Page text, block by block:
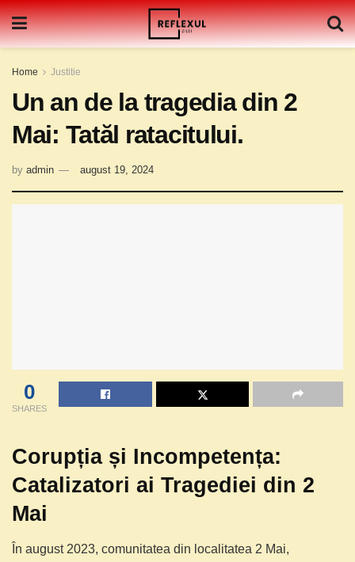
Home Justitie
Un an de la tragedia din 2
Mai: Tatăl ratacitului.
by admin august 19, 2024
0
SHARES
Corupția și Incompetența:
Catalizatori ai Tragediei din 2
Mai
În august 2023, comunitatea din localitatea 2 Mai,